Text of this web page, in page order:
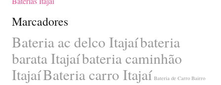
Marcadores
Bateria ac delco Itajaíbateria
barata Itajaíbateria caminhão
ItajaíBateria carro Itajaí Bateria de Carro Bairro